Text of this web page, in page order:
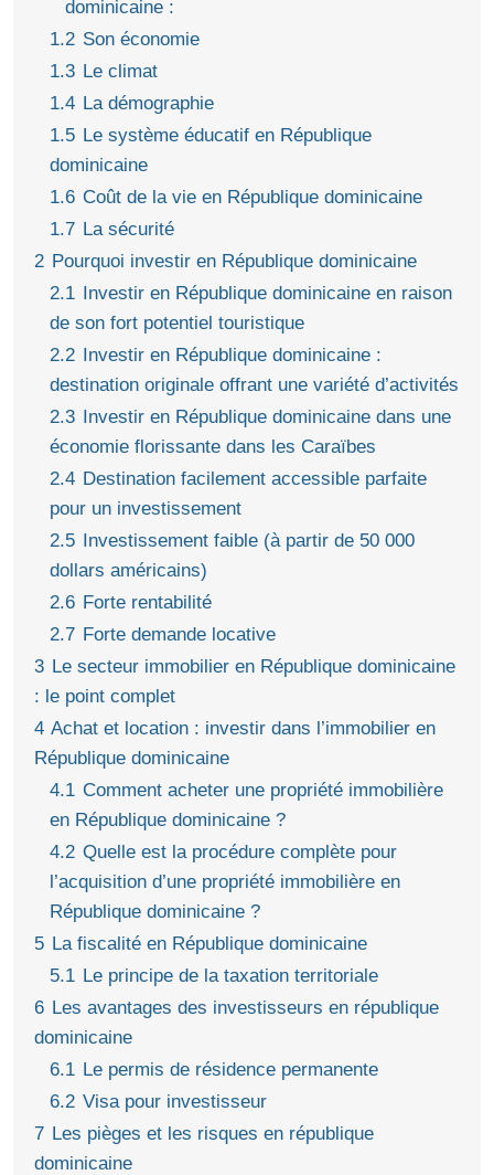
dominicaine :
1.2 Son économie
1.3 Le climat
1.4 La démographie
1.5 Le système éducatif en République
dominicaine
1.6 Coût de la vie en République dominicaine
1.7 La sécurité
2 Pourquoi investir en République dominicaine
2.1 Investir en République dominicaine en raison
de son fort potentiel touristique
2.2 Investir en République dominicaine :
destination originale offrant une variété d’activités
2.3 Investir en République dominicaine dans une
économie florissante dans les Caraïbes
2.4 Destination facilement accessible parfaite
pour un investissement
2.5 Investissement faible (à partir de 50 000
dollars américains)
2.6 Forte rentabilité
2.7 Forte demande locative
3 Le secteur immobilier en République dominicaine
: le point complet
4 Achat et location : investir dans l’immobilier en
République dominicaine
4.1 Comment acheter une propriété immobilière
en République dominicaine ?
4.2 Quelle est la procédure complète pour
l’acquisition d’une propriété immobilière en
République dominicaine ?
5 La fiscalité en République dominicaine
5.1 Le principe de la taxation territoriale
6 Les avantages des investisseurs en république
dominicaine
6.1 Le permis de résidence permanente
6.2 Visa pour investisseur
7 Les pièges et les risques en république
dominicaine